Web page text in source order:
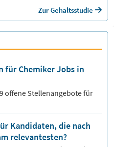
Zur Gehaltsstudie
für Chemiker Jobs in
9offene Stellenangebote für
Kandidaten, die nach
relevantesten?